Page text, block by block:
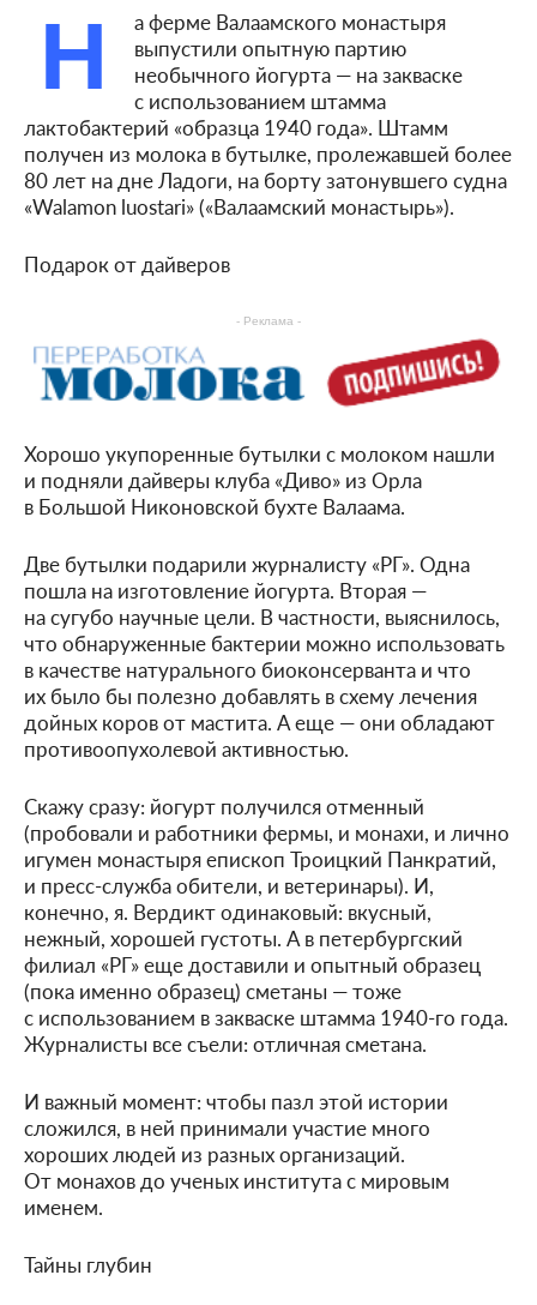
Н
а ферме Валаамского монастыря
выпустили опытную партию
необычного йогурта — на закваске
с использованием штамма
лактобактерий «образца 1940 года». Штамм
получен из молока в бутылке, пролежавшей более
80 лет на дне Ладоги, на борту затонувшего судна
«Walamon luostari» («Валаамский монастырь»).
Подарок от дайверов
- Реклама -
Хорошо укупоренные бутылки с молоком нашли
и подняли дайверы клуба «Диво» из Орла
в Большой Никоновской бухте Валаама.
Две бутылки подарили журналисту «РГ». Одна
пошла на изготовление йогурта. Вторая —
на сугубо научные цели. В частности, выяснилось,
что обнаруженные бактерии можно использовать
в качестве натурального биоконсерванта и что
их было бы полезно добавлять в схему лечения
дойных коров от мастита. А еще — они обладают
противоопухолевой активностью.
Скажу сразу: йогурт получился отменный
(пробовали и работники фермы, и монахи, и лично
игумен монастыря епископ Троицкий Панкратий,
и пресс-служба обители, и ветеринары). И,
конечно, я. Вердикт одинаковый: вкусный,
нежный, хорошей густоты. А в петербургский
филиал «РГ» еще доставили и опытный образец
(пока именно образец) сметаны — тоже
с использованием в закваске штамма 1940-го года.
Журналисты все съели: отличная сметана.
И важный момент: чтобы пазл этой истории
сложился, в ней принимали участие много
хороших людей из разных организаций.
От монахов до ученых института с мировым
именем.
Тайны глубин